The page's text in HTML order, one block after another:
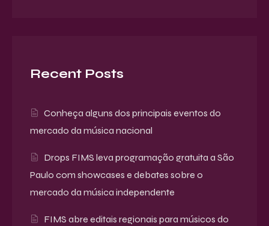
Recent Posts
Conheça alguns dos principais eventos do
mercado da música nacional
Drops FIMS leva programação gratuita a São
Paulo com showcases e debates sobre o
mercado da música independente
FIMS abre editais regionais para músicos do